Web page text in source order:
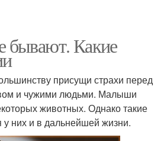
бывают. Какие
присущи страхи перед
и чужими людьми. Малыши
животных. Однако такие
у них и в дальнейшей жизни.